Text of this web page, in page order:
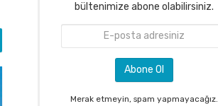
bültenimize abone olabilirsiniz.
Merak etmeyin, spam yapmayacağız.